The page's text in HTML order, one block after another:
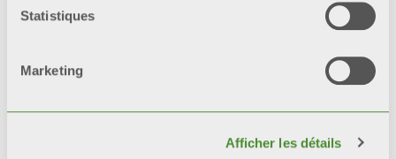
Statistiques
Marketing
Afficher les détails
sont couverts par une garantie de
10
contre tout vice de fabrication à
effectuée dans les règles de l’art
conformément aux normes en